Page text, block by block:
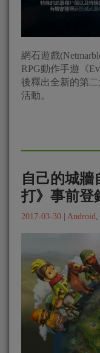
網石遊戲
RPG動作手遊《
後釋出全新的第
活動。
自己的城牆
打》事前登
2017-03-30 Android,